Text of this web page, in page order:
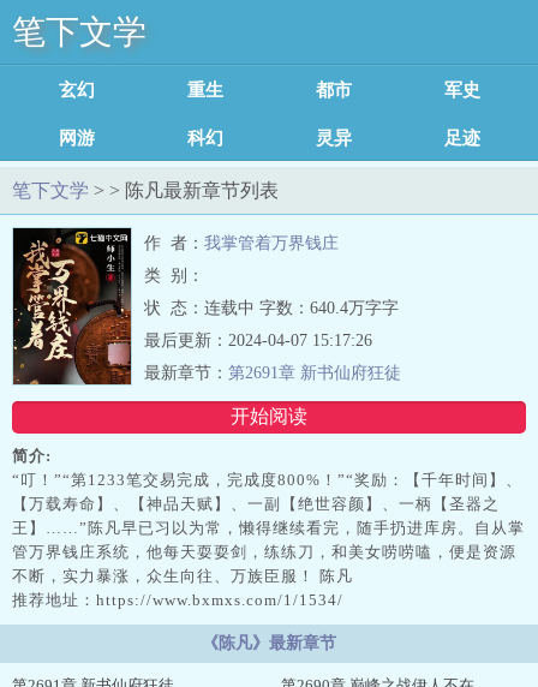
笔下文学
玄幻修真 重生穿越 都市小说 军史小说
网游小说 科幻小说 灵异小说 足迹记录
笔下文学 > > 陈凡最新章节列表
作 者： 我掌管着万界钱庄
类 别：
状 态：连载中 字数：640.4万字字
开始阅读
最后更新：2024-04-07 15:17:26
最新章节： 第2691章 新书仙府狂徒
简介:
“叮！”“第1233笔交易完成，完成度800%！”“奖励：【千年时间】、
【万载寿命】、【神品天赋】、一副【绝世容颜】、一柄【圣器之
王】……”陈凡早已习以为常，懒得继续看完，随手扔进库房。自从掌
管万界钱庄系统，他每天耍耍剑，练练刀，和美女唠唠嗑，便是资源
不断，实力暴涨，众生向往、万族臣服！ 陈凡
推荐地址：https://www.bxmxs.com/1/1534/
《陈凡》最新章节